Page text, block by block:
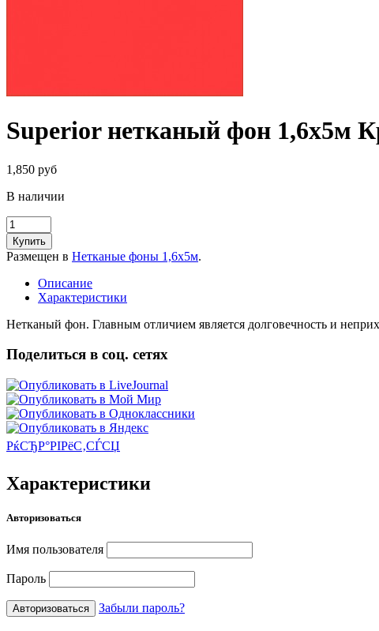
Superior нетканый фон 1,6х5м
1,850 руб
В наличии
Купить
Размещен в Нетканые фоны 1,6х5м.
Описание
Характеристики
Нетканый фон. Главным отличием является долговечность и
Поделиться в соц. сетях
РќСЂР°РІРёС‚СЃСЏ
Характеристики
Авторизоваться
Имя пользователя
Пароль
Забыли пароль?